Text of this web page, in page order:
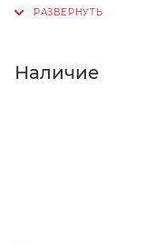
Размеры: 40-48
шнуровку и ногу;
Нажмите кнопку
Наличие